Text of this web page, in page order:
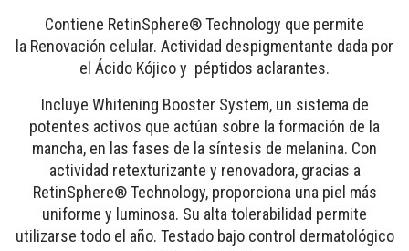
Contiene RetinSphere® Technology que permite
la Renovación celular. Actividad despigmentante dada por
el Ácido Kójico y péptidos aclarantes.
Incluye Whitening Booster System, un sistema de
potentes activos que actúan sobre la formación de la
mancha, en las fases de la síntesis de melanina. Con
actividad retexturizante y renovadora, gracias a
RetinSphere® Technology, proporciona una piel más
uniforme y luminosa. Su alta tolerabilidad permite
utilizarse todo el año. Testado bajo control dermatológico